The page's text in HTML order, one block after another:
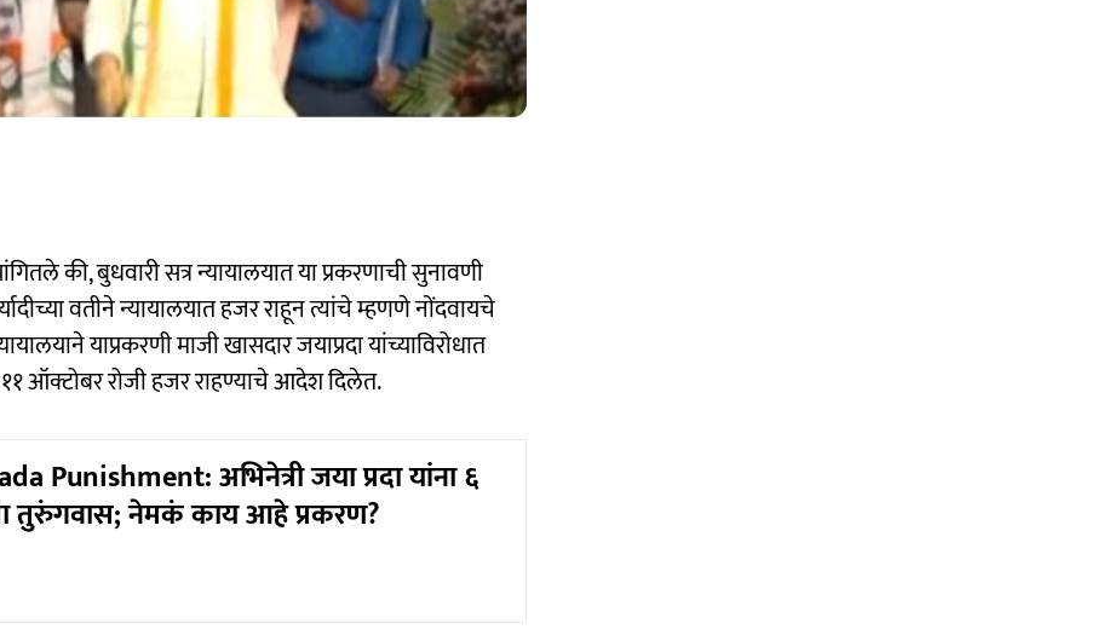
की, बुधवारी सत्र न्यायालयात या प्रकरणाची सुनावणी
वतीने न्यायालयात हजर राहून त्यांचे म्हणणे नोंदवायचे
याप्रकरणी माजी खासदार जयाप्रदा यांच्याविरोधात
११ ऑक्टोबर रोजी हजर राहण्याचे आदेश दिलेत.
Punishment: अभिनेत्री जया प्रदा यांना ६
तुरुंगवास; नेमकं काय आहे प्रकरण?